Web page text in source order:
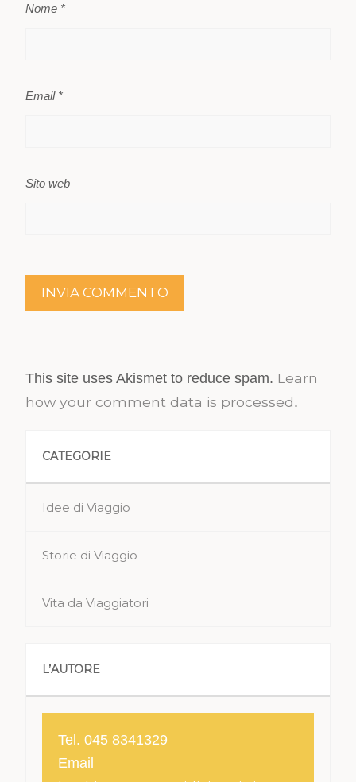
Nome *
Email *
Sito web
This site uses Akismet to reduce spam. Learn
how your comment data is processed.
CATEGORIE
Idee di Viaggio
Storie di Viaggio
Vita da Viaggiatori
L’AUTORE
Tel. 045 8341329
Email